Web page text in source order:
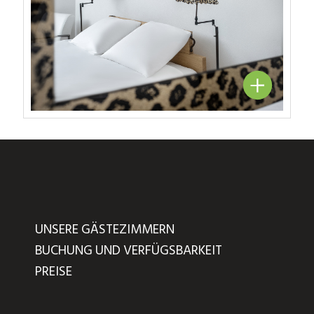
UNSERE GÄSTEZIMMERN
BUCHUNG UND VERFÜGSBARKEIT
PREISE